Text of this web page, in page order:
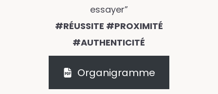
essayer”
#RÉUSSITE #PROXIMITÉ
#AUTHENTICITÉ
Organigramme